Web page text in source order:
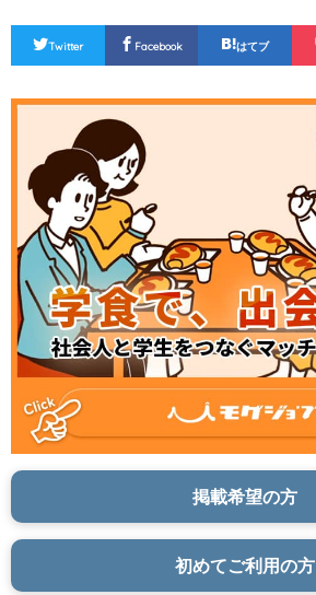
Twitter Facebook はてブ
掲載希望の方
初めてご利用の方